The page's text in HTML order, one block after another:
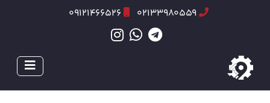
02133980559
09121466526